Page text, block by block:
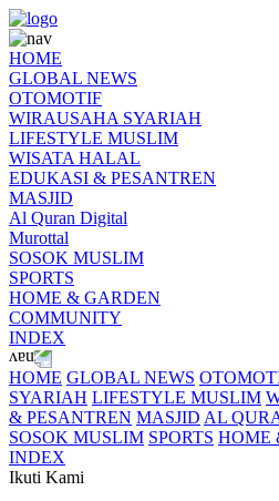
HOME
GLOBAL NEWS
OTOMOTIF
WIRAUSAHA SYARIAH
LIFESTYLE MUSLIM
WISATA HALAL
EDUKASI & PESANTREN
MASJID
Al Quran Digital
Murottal
SOSOK MUSLIM
SPORTS
HOME & GARDEN
COMMUNITY
INDEX
HOME GLOBAL NEWS
SYARIAH LIFESTYLE MUSLIM
& PESANTREN MASJID AL
SOSOK MUSLIM SPORTS HOME
INDEX
Ikuti Kami